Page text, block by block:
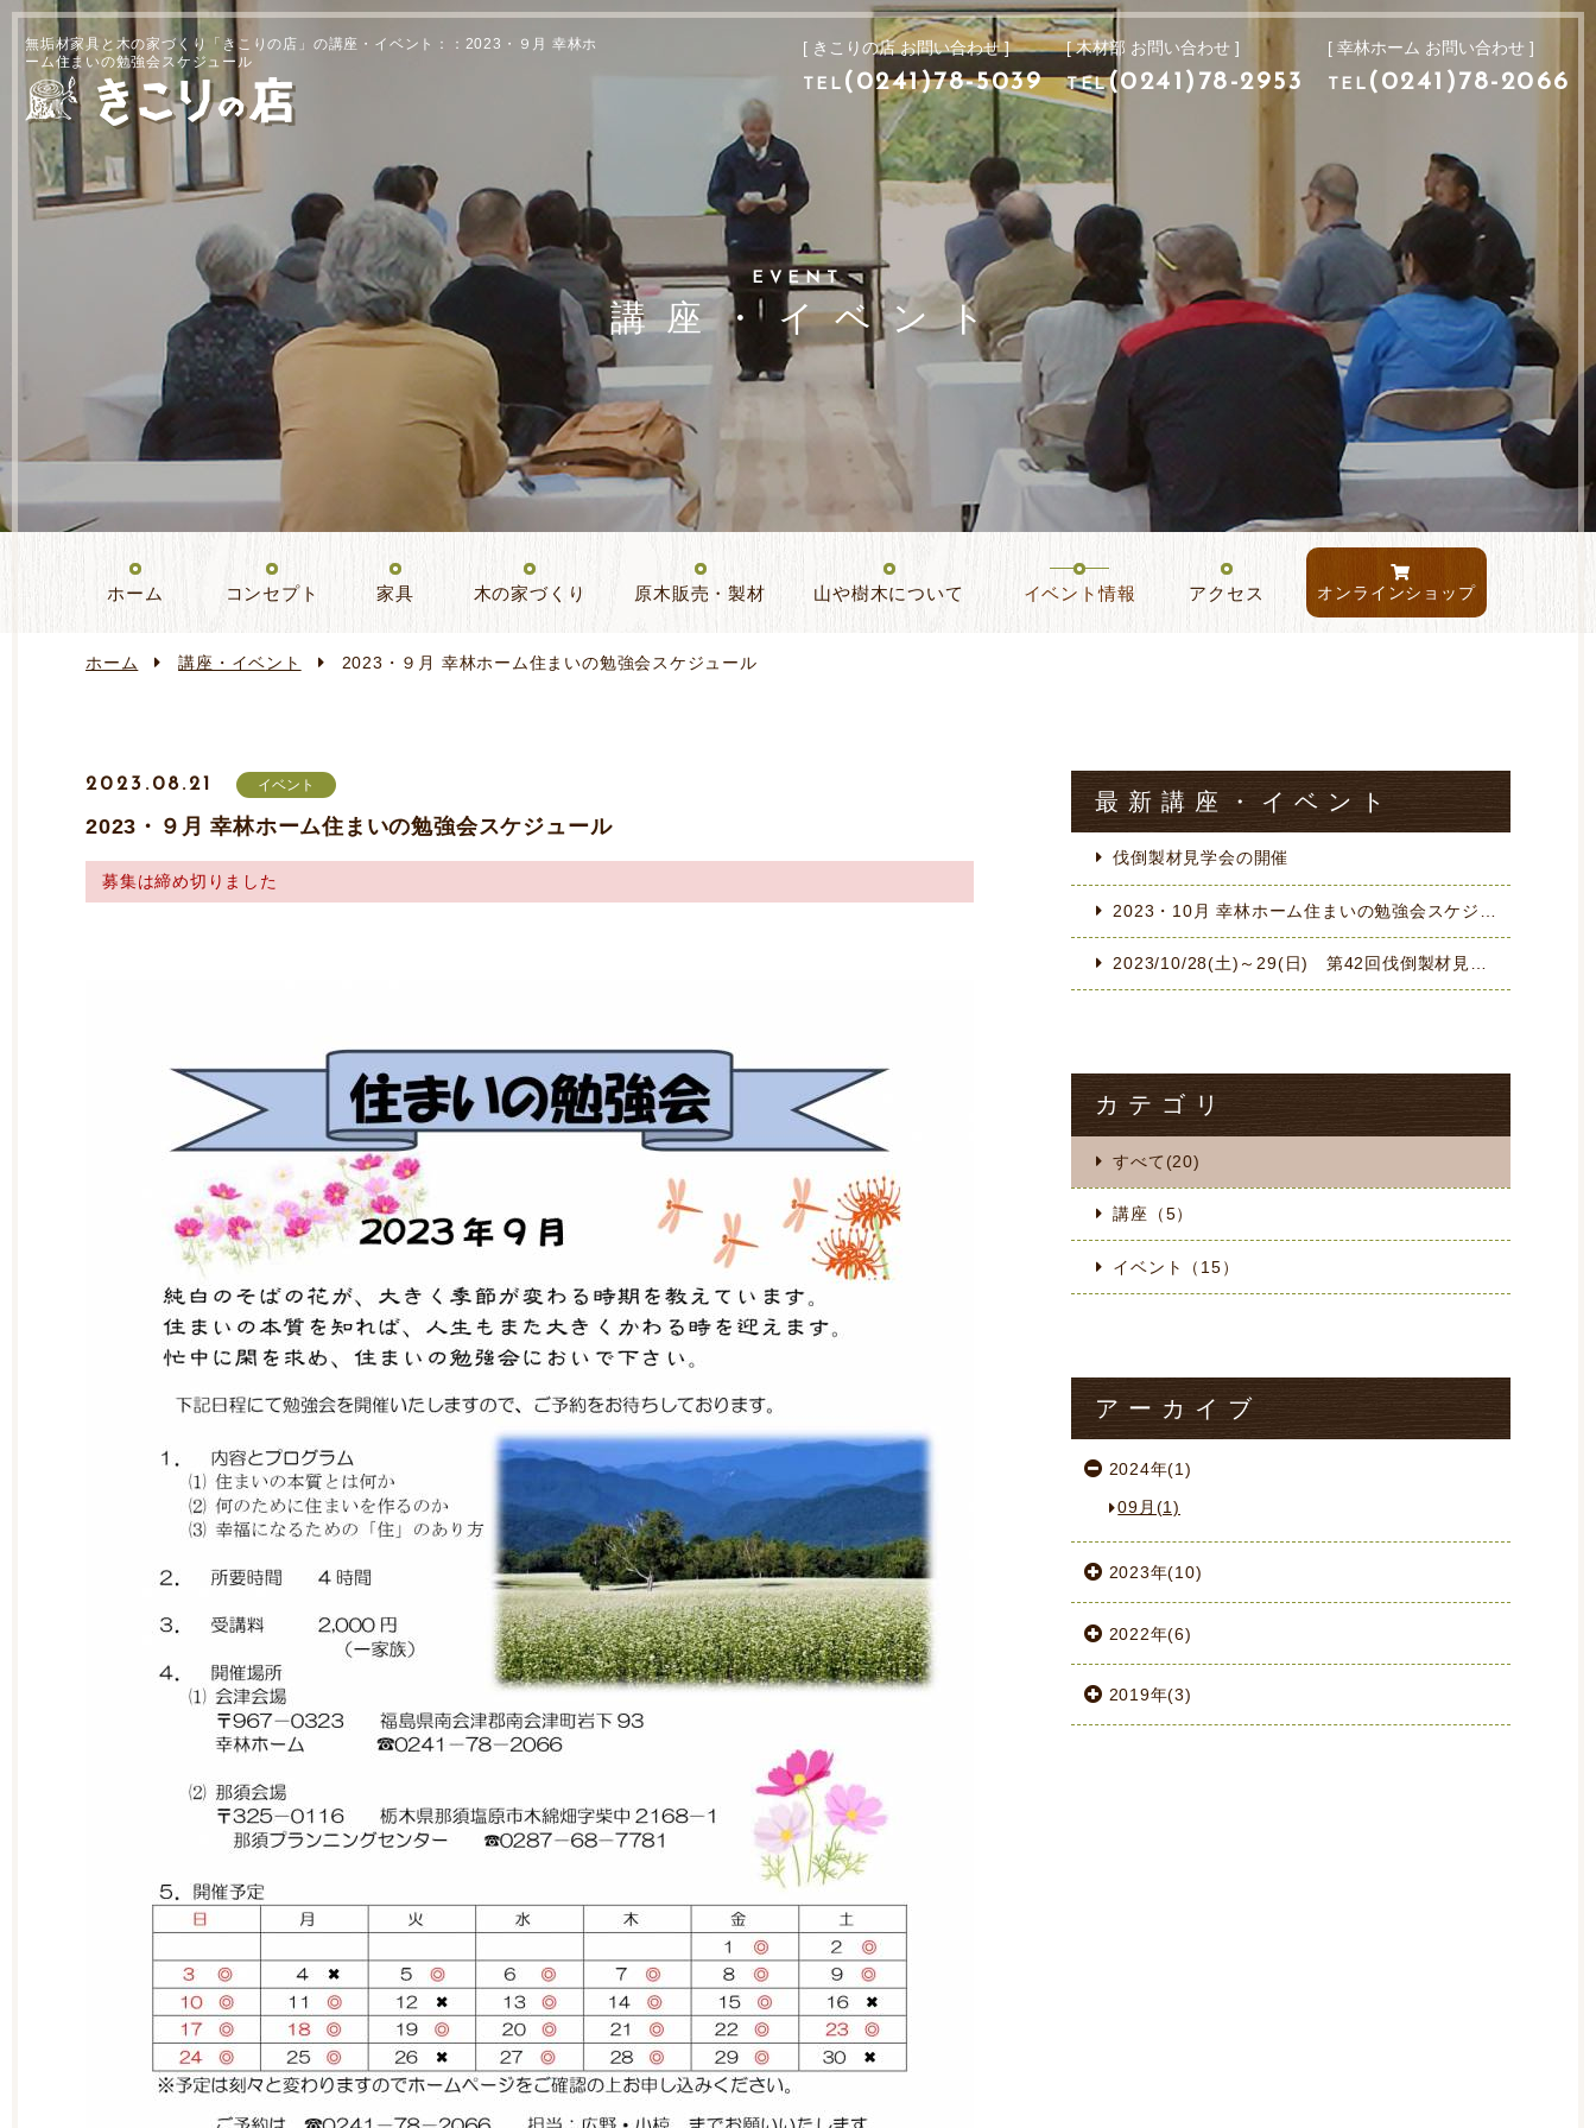
無垢材家具と木の家づくり「きこりの店」の講座・イベント：：2023・９月 幸林ホ
ーム住まいの勉強会スケジュール
[ きこりの店 お問い合わせ ]
TEL (0241)78-5039
[ 木材部 お問い合わせ ]
TEL(0241)78-2953
[ 幸林ホーム お問い合わせ ]
TEL (0241)78-2066
EVENT
講座・イベント
ホーム コンセプト 家具 木の家づくり 原木販売・製材 山や樹木について イベント情報 アクセス オンラインショップ
ホーム 講座・イベント 2023・９月 幸林ホーム住まいの勉強会スケジュール
2023.08.21 イベント
2023・９月 幸林ホーム住まいの勉強会スケジュール
募集は締め切りました
最新講座・イベント
伐倒製材見学会の開催
2023・10月 幸林ホーム住まいの勉強会スケジュール
2023/10/28(土)～29(日) 第42回伐倒製材見学会
カテゴリ
すべて(20)
講座（5）
イベント（15）
アーカイブ
2024年(1)
09月(1)
2023年(10)
2022年(6)
2019年(3)
[ きこりの店 お問い合わせ ]
TEL
(0241)78-5039
[ 木材部 お問い合わせ ]
TEL (0241)78-2953
[ 幸林ホーム お問い合わせ ]
(0241)78-2066